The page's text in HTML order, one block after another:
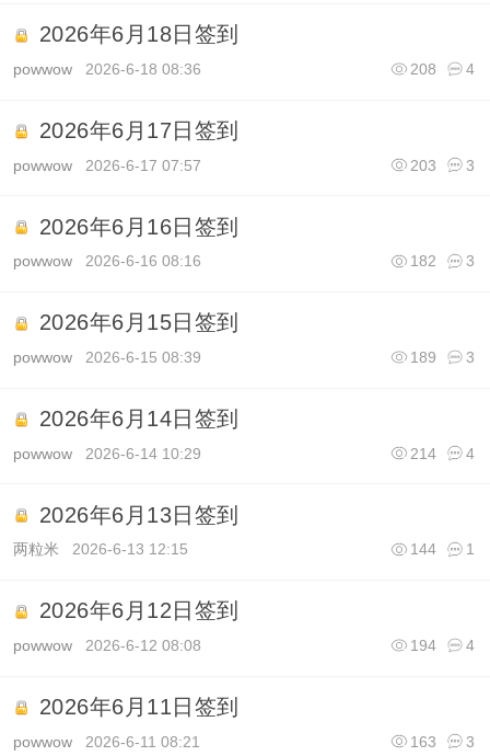
2026年6月18日签到
powwow2026-6-18 08:36 4
208
2026年6月17日签到
powwow2026-6-17 07:57 3
203
2026年6月16日签到
powwow2026-6-16 08:16 3
182
2026年6月15日签到
powwow2026-6-15 08:39 3
189
2026年6月14日签到
powwow2026-6-14 10:29 4
214
2026年6月13日签到
两粒米 2026-6-13 12:15 1
144
2026年6月12日签到
powwow2026-6-12 08:08 4
194
2026年6月11日签到
powwow2026-6-11 08:21 3
163